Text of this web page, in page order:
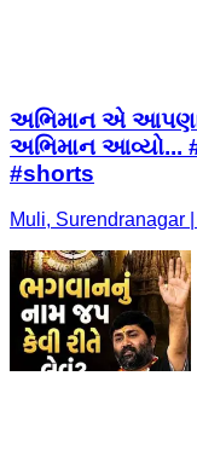
અભિમાન એ આપણા
અભિમાન આવ્યો...
#shorts
Muli, Surendranagar